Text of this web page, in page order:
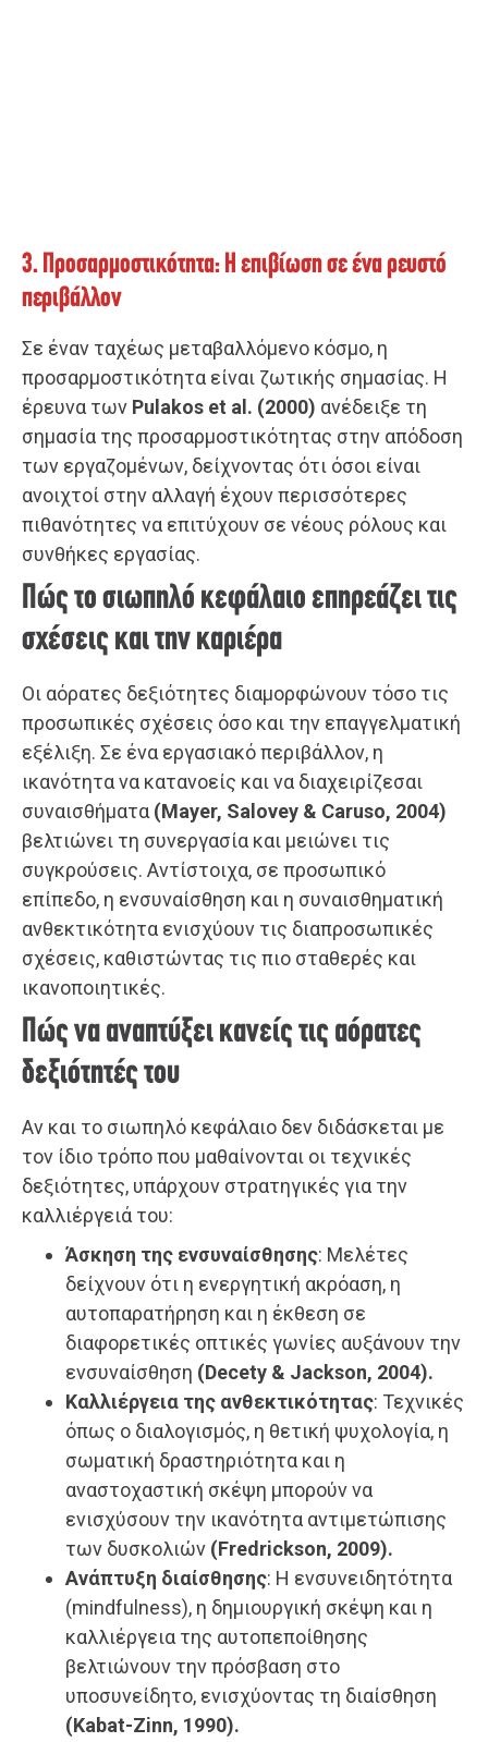
3. Προσαρμοστικότητα: Η επιβίωση σε ένα ρευστό
περιβάλλον
Σε έναν ταχέως μεταβαλλόμενο κόσμο, η
προσαρμοστικότητα είναι ζωτικής σημασίας. Η
έρευνα των Pulakos et al. (2000) ανέδειξε τη
σημασία της προσαρμοστικότητας στην απόδοση
των εργαζομένων, δείχνοντας ότι όσοι είναι
ανοιχτοί στην αλλαγή έχουν περισσότερες
πιθανότητες να επιτύχουν σε νέους ρόλους και
συνθήκες εργασίας.
Πώς το σιωπηλό κεφάλαιο επηρεάζει τις
σχέσεις και την καριέρα
Οι αόρατες δεξιότητες διαμορφώνουν τόσο τις
προσωπικές σχέσεις όσο και την επαγγελματική
εξέλιξη. Σε ένα εργασιακό περιβάλλον, η
ικανότητα να κατανοείς και να διαχειρίζεσαι
συναισθήματα (Mayer, Salovey & Caruso, 2004)
βελτιώνει τη συνεργασία και μειώνει τις
συγκρούσεις. Αντίστοιχα, σε προσωπικό
επίπεδο, η ενσυναίσθηση και η συναισθηματική
ανθεκτικότητα ενισχύουν τις διαπροσωπικές
σχέσεις, καθιστώντας τις πιο σταθερές και
ικανοποιητικές.
Πώς να αναπτύξει κανείς τις αόρατες
δεξιότητές του
Αν και το σιωπηλό κεφάλαιο δεν διδάσκεται με
τον ίδιο τρόπο που μαθαίνονται οι τεχνικές
δεξιότητες, υπάρχουν στρατηγικές για την
καλλιέργειά του:
Άσκηση της ενσυναίσθησης: Μελέτες
δείχνουν ότι η ενεργητική ακρόαση, η
αυτοπαρατήρηση και η έκθεση σε
διαφορετικές οπτικές γωνίες αυξάνουν την
ενσυναίσθηση (Decety & Jackson, 2004).
Καλλιέργεια της ανθεκτικότητας: Τεχνικές
όπως ο διαλογισμός, η θετική ψυχολογία, η
σωματική δραστηριότητα και η
αναστοχαστική σκέψη μπορούν να
ενισχύσουν την ικανότητα αντιμετώπισης
των δυσκολιών (Fredrickson, 2009).
Ανάπτυξη διαίσθησης: Η ενσυνειδητότητα
(mindfulness), η δημιουργική σκέψη και η
καλλιέργεια της αυτοπεποίθησης
βελτιώνουν την πρόσβαση στο
υποσυνείδητο, ενισχύοντας τη διαίσθηση
(Kabat-Zinn, 1990).